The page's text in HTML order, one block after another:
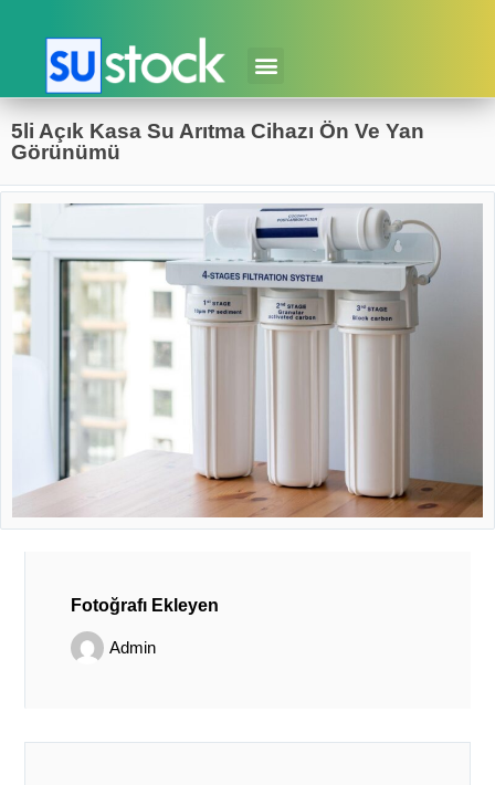
5li Açık Kasa Su Arıtma Cihazı Ön Ve Yan
Görünümü
Fotoğrafı Ekleyen
Admin